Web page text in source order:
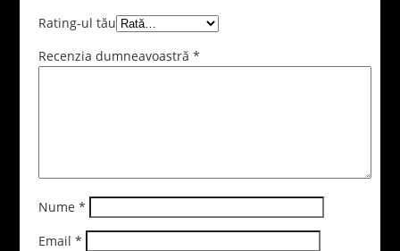
Rating-ul tău
Recenzia dumneavoastră *
Nume *
Email *